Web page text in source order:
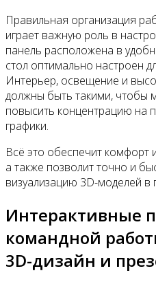
Правильная организация
играет важную роль в
панель расположена в
стол оптимально настроен
Интерьер, освещение и
должны быть такими, чтобы
повысить концентрацию на
графики.
Всё это обеспечит комфорт
а также позволит точно и
визуализацию 3D-моделей в
Интерактивные
командной
3D-дизайн и